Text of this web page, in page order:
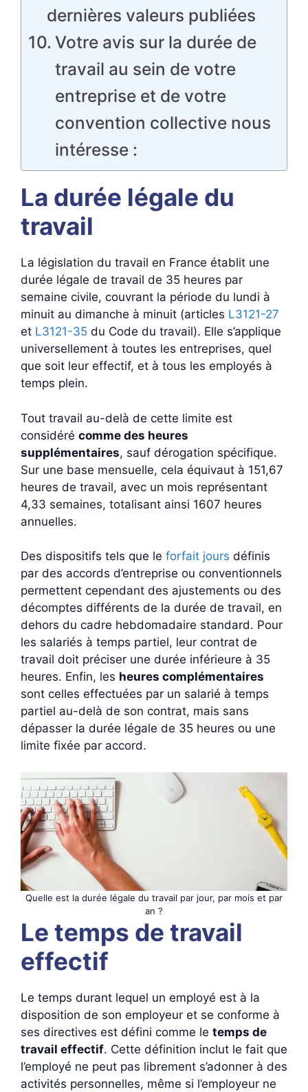
dernières valeurs publiées
Votre avis sur la durée de
travail au sein de votre
entreprise et de votre
convention collective nous
intéresse :
La durée légale du
travail
La législation du travail en France établit une
durée légale de travail de 35 heures par
semaine civile, couvrant la période du lundi à
minuit au dimanche à minuit (articles L3121-27
et L3121-35 du Code du travail). Elle s’applique
universellement à toutes les entreprises, quel
que soit leur effectif, et à tous les employés à
temps plein.
Tout travail au-delà de cette limite est
considéré comme des heures
supplémentaires, sauf dérogation spécifique.
Sur une base mensuelle, cela équivaut à 151,67
heures de travail, avec un mois représentant
4,33 semaines, totalisant ainsi 1607 heures
annuelles.
Des dispositifs tels que le forfait jours définis
par des accords d’entreprise ou conventionnels
permettent cependant des ajustements ou des
décomptes différents de la durée de travail, en
dehors du cadre hebdomadaire standard. Pour
les salariés à temps partiel, leur contrat de
travail doit préciser une durée inférieure à 35
heures. Enfin, les heures complémentaires
sont celles effectuées par un salarié à temps
partiel au-delà de son contrat, mais sans
dépasser la durée légale de 35 heures ou une
limite fixée par accord.
Quelle est la durée légale du travail par jour, par mois et par
an ?
Le temps de travail
effectif
Le temps durant lequel un employé est à la
disposition de son employeur et se conforme à
ses directives est défini comme le temps de
travail effectif. Cette définition inclut le fait que
l’employé ne peut pas librement s’adonner à des
activités personnelles, même si l’employeur ne